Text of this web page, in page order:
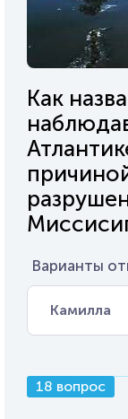
Как
Варианты
Камилла
18 вопрос